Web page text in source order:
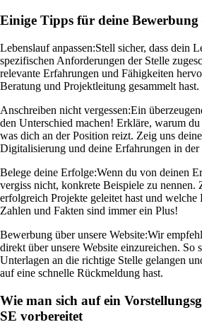
Einige Tipps für deine Bewerbung
Lebenslauf anpassen:Stell sicher, dass dein
spezifischen Anforderungen der Stelle
relevante Erfahrungen und Fähigkeiten
Beratung und Projektleitung gesammelt hast.
Anschreiben nicht vergessen:Ein
den Unterschied machen! Erkläre, warum
was dich an der Position reizt. Zeig uns
Digitalisierung und deine Erfahrungen in
Belege deine Erfolge:Wenn du von deinen
vergiss nicht, konkrete Beispiele zu nennen.
erfolgreich Projekte geleitet hast und welche
Zahlen und Fakten sind immer ein Plus!
Bewerbung über unsere Website:Wir
direkt über unsere Website einzureichen. So
Unterlagen an die richtige Stelle gelangen
auf eine schnelle Rückmeldung hast.
Wie man sich auf ein
SE vorbereitet